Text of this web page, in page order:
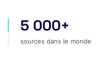
sources dans le monde
5 000+
sources dans le monde